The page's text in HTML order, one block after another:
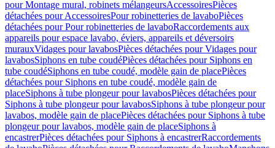
pour Montage mural, robinets mélangeursAccessoiresPièces
détachées pour AccessoiresPour robinetteries de lavaboPièces
détachées pour Pour robinetteries de lavaboRaccordements aux
appareils pour espace lavabo, éviers, appareils et déversoirs
murauxVidages pour lavabosPièces détachées pour Vidages pour
lavabosSiphons en tube coudéPièces détachées pour Siphons en
tube coudéSiphons en tube coudé, modèle gain de placePièces
détachées pour Siphons en tube coudé, modèle gain de
placeSiphons à tube plongeur pour lavabosPièces détachées pour
Siphons à tube plongeur pour lavabosSiphons à tube plongeur pour
lavabos, modèle gain de placePièces détachées pour Siphons à tube
plongeur pour lavabos, modèle gain de placeSiphons à
encastrerPièces détachées pour Siphons à encastrerRaccordements